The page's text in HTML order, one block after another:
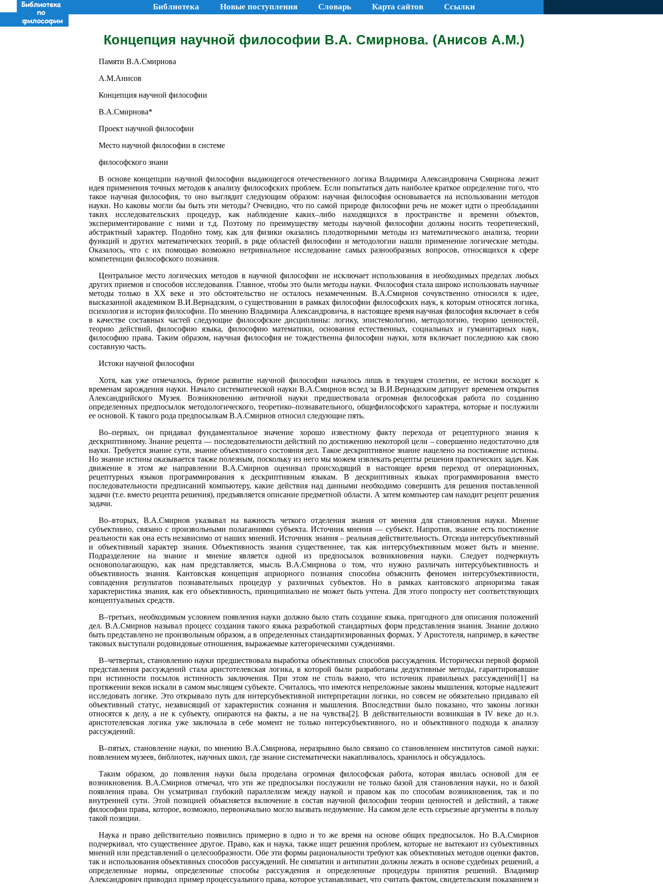
Библиотека Новые поступления Словарь Карта сайтов Ссылки
Концепция научной философии В.А. Смирнова. (Анисов А.М.)
Памяти В.А.Смирнова
А.М.Анисов
Концепция научной философии
В.А.Смирнова*
Проект научной философии
Место научной философии в системе
философского знани
В основе концепции научной философии выдающегося отечественного логика Владимира Александровича Смирнова лежит
идея применения точных методов к анализу философских проблем. Если попытаться дать наиболее краткое определение того, что
такое научная философия, то оно выглядит следующим образом: научная философия основывается на использовании методов
науки. Но каковы могли бы быть эти методы? Очевидно, что по самой природе философии речь не может идти о преобладании
таких исследовательских процедур, как наблюдение каких–либо находящихся в пространстве и времени объектов,
экспериментирование с ними и т.д. Поэтому по преимуществу методы научной философии должны носить теоретический,
абстрактный характер. Подобно тому, как для физики оказались плодотворными методы из математического анализа, теории
функций и других математических теорий, в ряде областей философии и методологии нашли применение логические методы.
Оказалось, что с их помощью возможно нетривиальное исследование самых разнообразных вопросов, относящихся к сфере
компетенции философского познания.
Центральное место логических методов в научной философии не исключает использования в необходимых пределах любых
других приемов и способов исследования. Главное, чтобы это были методы науки. Философия стала широко использовать научные
методы только в XX веке и это обстоятельство не осталось незамеченным. В.А.Смирнов сочувственно относился к идее,
высказанной академиком В.И.Вернадским, о существовании в рамках философии философских наук, к которым относятся логика,
психология и история философии. По мнению Владимира Александровича, в настоящее время научная философия включает в себя
в качестве составных частей следующие философские дисциплины: логику, эпистемологию, методологию, теорию ценностей,
теорию действий, философию языка, философию математики, основания естественных, социальных и гуманитарных наук,
философию права. Таким образом, научная философия не тождественна философии науки, хотя включает последнюю как свою
составную часть.
Истоки научной философии
Хотя, как уже отмечалось, бурное развитие научной философии началось лишь в текущем столетии, ее истоки восходят к
временам зарождения науки. Начало систематической науки В.А.Смирнов вслед за В.И.Вернадским датирует временем открытия
Александрийского Музея. Возникновению античной науки предшествовала огромная философская работа по созданию
определенных предпосылок методологического, теоретико–познавательного, общефилософского характера, которые и послужили
ее основой. К такого рода предпосылкам В.А.Смирнов относил следующие пять.
Во–первых, он придавал фундаментальное значение хорошо известному факту перехода от рецептурного знания к
дескриптивному. Знание рецепта — последовательности действий по достижению некоторой цели – совершенно недостаточно для
науки. Требуется знание сути, знание объективного состояния дел. Такое дескриптивное знание нацелено на постижение истины.
Но знание истины оказывается также полезным, поскольку из него мы можем извлекать рецепты решения практических задач. Как
движение в этом же направлении В.А.Смирнов оценивал происходящий в настоящее время переход от операционных,
рецептурных языков программирования к дескриптивным языкам. В дескриптивных языках программирования вместо
последовательности предписаний компьютеру, какие действия над данными необходимо совершить для решения поставленной
задачи (т.е. вместо рецепта решения), предъявляется описание предметной области. А затем компьютер сам находит рецепт решения
задачи.
Во–вторых, В.А.Смирнов указывал на важность четкого отделения знания от мнения для становления науки. Мнение
субъективно, связано с произвольными полаганиями субъекта. Источник мнения — субъект. Напротив, знание есть постижение
реальности как она есть независимо от наших мнений. Источник знания – реальная действительность. Отсюда интерсубъективный
и объективный характер знания. Объективность знания существеннее, так как интерсубъективным может быть и мнение.
Подразделение на знание и мнение является одной из предпосылок возникновения науки. Следует подчеркнуть
основополагающую, как нам представляется, мысль В.А.Смирнова о том, что нужно различать интерсубъективность и
объективность знания. Кантовская концепция априорного познания способна объяснить феномен интерсубъективности,
совпадения результатов познавательных процедур у различных субъектов. Но в рамках кантовского априоризма такая
характеристика знания, как его объективность, принципиально не может быть учтена. Для этого попросту нет соответствующих
концептуальных средств.
В–третьих, необходимым условием появления науки должно было стать создание языка, пригодного для описания положений
дел. В.А.Смирнов называл процесс создания такого языка разработкой стандартных форм представления знания. Знание должно
быть представлено не произвольным образом, а в определенных стандартизированных формах. У Аристотеля, например, в качестве
таковых выступали родовидовые отношения, выражаемые категорическими суждениями.
В–четвертых, становлению науки предшествовала выработка объективных способов рассуждения. Исторически первой формой
представления рассуждений стала аристотелевская логика, в которой были разработаны дедуктивные методы, гарантировавшие
при истинности посылок истинность заключения. При этом не столь важно, что источник правильных рассуждений[1] на
протяжении веков искали в самом мыслящем субъекте. Считалось, что имеются непреложные законы мышления, которые надлежит
исследовать логике. Это открывало путь для интерсубъективной интерпретации логики, но совсем не обязательно придавало ей
объективный статус, независящий от характеристик сознания и мышления. Впоследствии было показано, что законы логики
относятся к делу, а не к субъекту, опираются на факты, а не на чувства[2]. В действительности возникшая в IV веке до н.э.
аристотелевская логика уже заключала в себе момент не только интерсубъективного, но и объективного подхода к анализу
рассуждений.
В–пятых, становление науки, по мнению В.А.Смирнова, неразрывно было связано со становлением институтов самой науки:
появлением музеев, библиотек, научных школ, где знание систематически накапливалось, хранилось и обсуждалось.
Таким образом, до появления науки была проделана огромная философская работа, которая явилась основой для ее
возникновения. В.А.Смирнов отмечал, что эти же предпосылки послужили не только базой для становления науки, но и базой
появления права. Он усматривал глубокий параллелизм между наукой и правом как по способам возникновения, так и по
внутренней сути. Этой позицией объясняется включение в состав научной философии теории ценностей и действий, а также
философии права, которое, возможно, первоначально могло вызвать недоумение. На самом деле есть серьезные аргументы в пользу
такой позиции.
Наука и право действительно появились примерно в одно и то же время на основе общих предпосылок. Но В.А.Смирнов
подчеркивал, что существеннее другое. Право, как и наука, также ищет решения проблем, которые не вытекают из субъективных
мнений или представлений о целесообразности. Обе эти формы рациональности требуют как объективных методов оценки фактов,
так и использования объективных способов рассуждений. Не симпатии и антипатии должны лежать в основе судебных решений, а
определенные нормы, определенные способы рассуждения и определенные процедуры принятия решений. Владимир
Александрович приводил пример процессуального права, которое устанавливает, что считать фактом, свидетельским показанием и